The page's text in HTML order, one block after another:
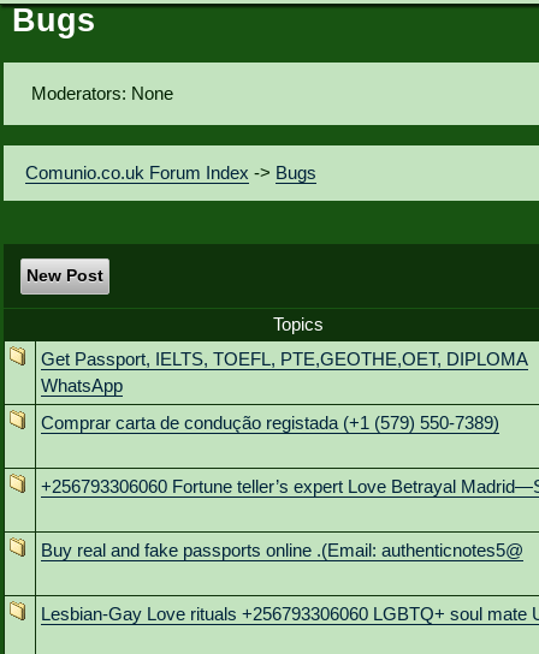
Bugs
Moderators: None
Comunio.co.uk Forum Index -> Bugs
New Post
Topics
Get Passport, IELTS, TOEFL, PTE,GEOTHE,OET, DIPLOMA
WhatsApp
Comprar carta de condução registada (+1 (579) 550-7389)
+256793306060 Fortune teller’s expert Love Betrayal
Buy real and fake passports online .(Email: authenticnotes5@
Lesbian-Gay Love rituals +256793306060 LGBTQ+ soul mate